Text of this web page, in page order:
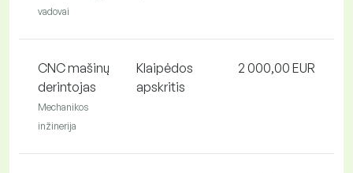
vadovai
CNC mašinų
derintojas
Mechanikos
inžinerija
Klaipėdos
apskritis
2 000,00 EUR